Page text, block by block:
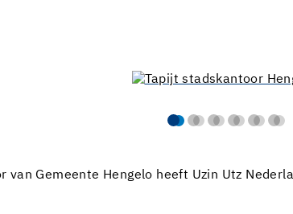
Gemeente Hengelo heeft Uzin Utz